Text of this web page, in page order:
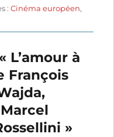
:Cinéma européen,
L’amour à
François
»